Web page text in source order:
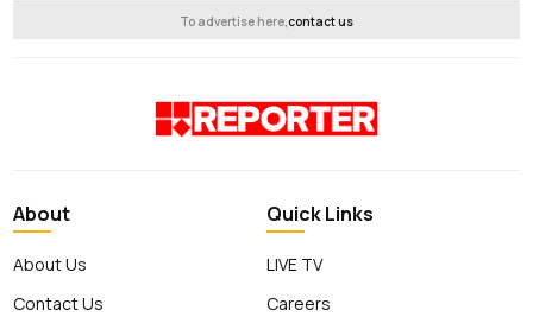
To advertise here,contact us
About
About Us
Contact Us
Quick Links
LIVE TV
Careers